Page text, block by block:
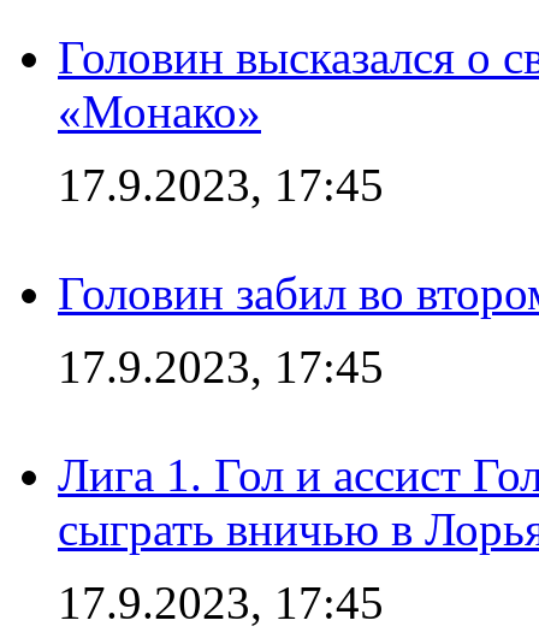
Головин высказался о
«Монако»
17.9.2023, 17:45
Головин забил во
17.9.2023, 17:45
Лига 1. Гол и ассист
сыграть вничью в
17.9.2023, 17:45